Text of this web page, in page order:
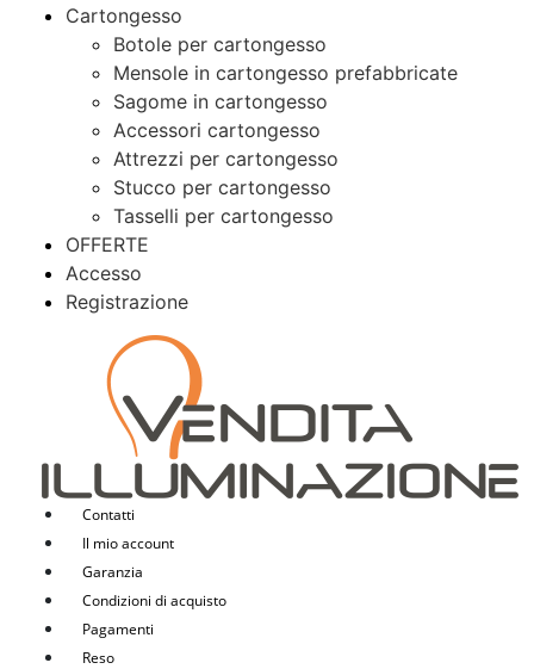
Cartongesso
Botole per cartongesso
Mensole in cartongesso prefabbricate
Sagome in cartongesso
Accessori cartongesso
Attrezzi per cartongesso
Stucco per cartongesso
Tasselli per cartongesso
OFFERTE
Accesso
Registrazione
Contatti
Il mio account
Garanzia
Condizioni di acquisto
Pagamenti
Reso